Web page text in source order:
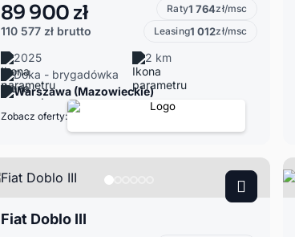
89 900 zł
110 577 zł brutto
Raty1 764zł/msc
Leasing1 012zł/msc
2025
2 km
Doka - brygadówka
Warszawa (Mazowieckie)
Zobacz oferty:
Fiat Doblo III